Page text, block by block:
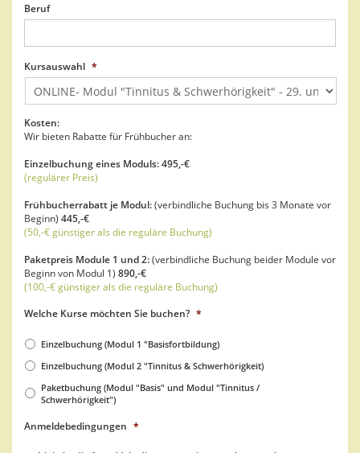
Beruf
Kursauswahl *
Kosten:
Wir bieten Rabatte für Frühbucher an:
Einzelbuchung eines Moduls: 495,-€
(regulärer Preis)
Frühbucherrabatt je Modul:(verbindliche Buchung bis 3 Monate vor
Beginn) 445,-€
(50,-€ günstiger als die reguläre Buchung)
Paketpreis Module 1 und 2:(verbindliche Buchung beider Module vor
Beginn von Modul 1) 890,-€
(100,-€ günstiger als die reguläre Buchung)
Welche Kurse möchten Sie buchen? *
Einzelbuchung (Modul 1 "Basisfortbildung)
Einzelbuchung (Modul 2 "Tinnitus & Schwerhörigkeit)
Paketbuchung (Modul "Basis" und Modul "Tinnitus /
Schwerhörigkeit")
Anmeldebedingungen *